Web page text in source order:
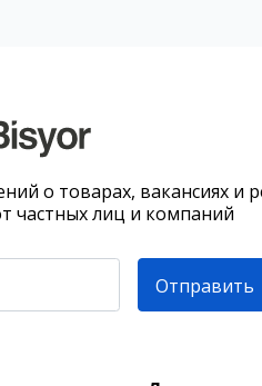
о товарах, вакансиях и
частных лиц и компаний
Отправить